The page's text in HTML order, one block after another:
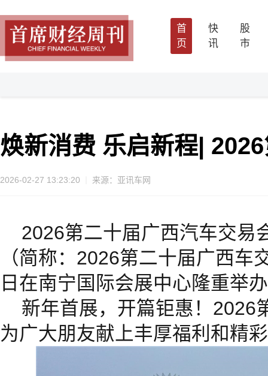
首
页
快
讯
股
市
焕新消费 乐启新程|
2026-02-27 13:23:20 来源：亚讯车网
2026第二十届广西汽车交易
（简称：2026第二十届广西车
日在南宁国际会展中心隆重举
新年首展，开篇钜惠！2026
为广大朋友献上丰厚福利和精